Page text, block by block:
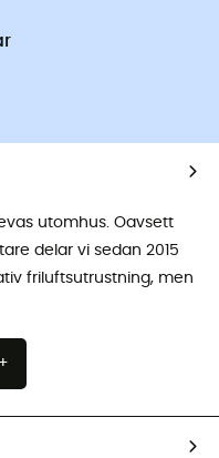
utomhus. Oavsett
delar vi sedan 2015
friluftsutrustning, men